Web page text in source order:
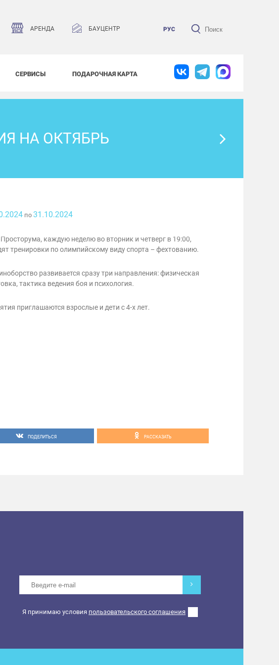
АРЕНДА БАУЦЕНТР РУС
СЕРВИСЫ ПОДАРОЧНАЯ КАРТА
НА ОКТЯБРЬ
по 31.10.2024
Просторума, каждую неделю во вторник и четверг в 19:00,
тренировки по олимпийскому виду спорта – фехтованию.
развивается сразу три направления: физическая
тактика ведения боя и психология.
приглашаются взрослые и дети с 4-х лет.
ПОДЕЛИТЬСЯ РАССКАЗАТЬ
Я принимаю условия пользовательского соглашения